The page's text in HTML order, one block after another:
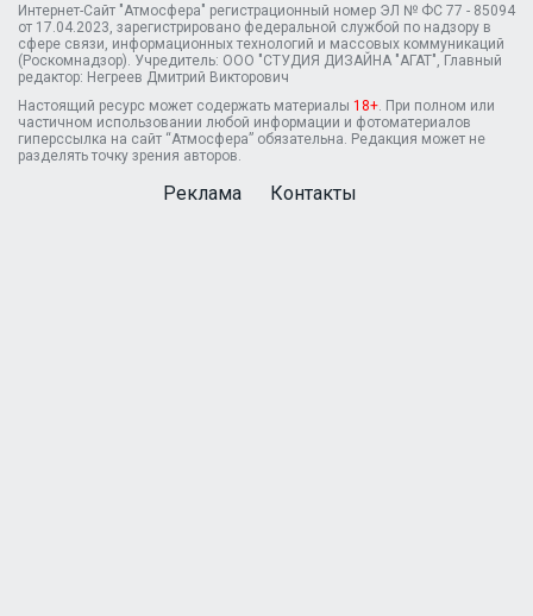
Интернет-Сайт "Атмосфера" регистрационный номер ЭЛ № ФС 77 - 85094
от 17.04.2023, зарегистрировано федеральной службой по надзору в
сфере связи, информационных технологий и массовых коммуникаций
(Роскомнадзор). Учредитель: ООО "СТУДИЯ ДИЗАЙНА "АГАТ", Главный
редактор: Негреев Дмитрий Викторович
Настоящий ресурс может содержать материалы 18+. При полном или
частичном использовании любой информации и фотоматериалов
гиперссылка на сайт “Атмосфера” обязательна. Редакция может не
разделять точку зрения авторов.
Реклама Контакты